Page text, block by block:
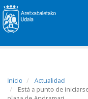
Inicio
Actualidad
Está a punto de